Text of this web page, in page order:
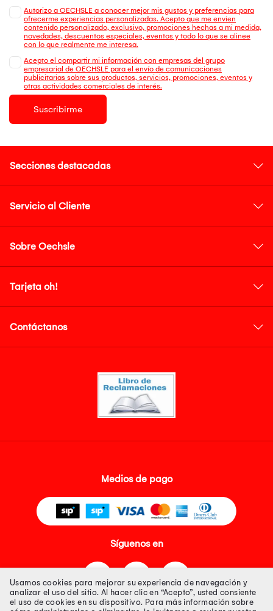
Autorizo a OECHSLE a conocer mejor mis gustos y preferencias para
ofrecerme experiencias personalizadas. Acepto que me envien
contenido personalizado, exclusivo, promociones hechas a mi medida,
novedades, descuentos especiales, eventos y todo lo que se alinee
con lo que realmente me interesa.
Acepto el compartir mi información con empresas del grupo
empresarial de OECHSLE para el envío de comunicaciones
publicitarias sobre sus productos, servicios, promociones, eventos y
otras actividades comerciales de interés.
Suscribirme
Secciones destacadas
Servicio al Cliente
Sobre Oechsle
Tarjeta oh!
Contáctanos
Medios de pago
Síguenos en
Usamos cookies para mejorar su experiencia de navegación y
analizar el uso del sitio. Al hacer clic en “Acepto”, usted consiente
el uso de cookies en su dispositivo. Para más información sobre